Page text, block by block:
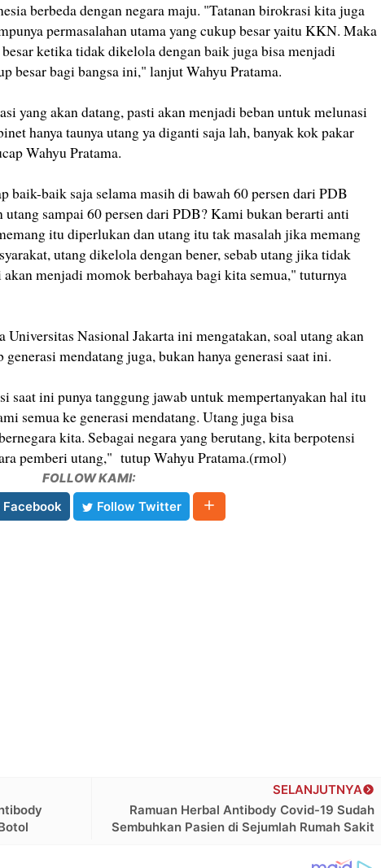
berbeda dengan negara maju. "Tatanan birokrasi kita juga
permasalahan utama yang cukup besar yaitu KKN. Maka
ketika tidak dikelola dengan baik juga bisa menjadi
besar bagi bangsa ini," lanjut Wahyu Pratama.
yang akan datang, pasti akan menjadi beban untuk melunasi
hanya taunya utang ya diganti saja lah, banyak kok pakar
Wahyu Pratama.
baik-baik saja selama masih di bawah 60 persen dari PDB
utang sampai 60 persen dari PDB? Kami bukan berarti anti
itu diperlukan dan utang itu tak masalah jika memang
utang dikelola dengan bener, sebab utang jika tidak
menjadi momok berbahaya bagi kita semua," tuturnya
Universitas Nasional Jakarta ini mengatakan, soal utang akan
mendatang juga, bukan hanya generasi saat ini.
saat ini punya tanggung jawab untuk mempertanyakan hal itu
semua ke generasi mendatang. Utang juga bisa
kita. Sebagai negara yang berutang, kita berpotensi
pemberi utang," tutup Wahyu Pratama.(rmol)
FOLLOW KAMI:
Facebook
Follow Twitter
SELANJUTNYA
Ramuan Herbal Antibody Covid-19 Sudah
Sembuhkan Pasien di Sejumlah Rumah Sakit